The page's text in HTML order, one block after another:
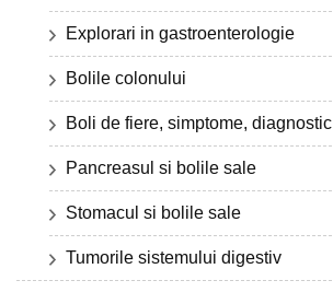
Explorari in gastroenterologie
Bolile colonului
Boli de fiere, simptome, diagnostic
Pancreasul si bolile sale
Stomacul si bolile sale
Tumorile sistemului digestiv